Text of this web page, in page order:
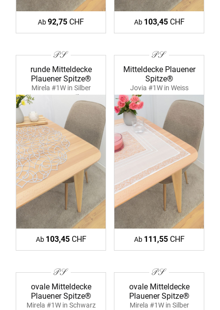
Ab92,75 CHF Ab 103,45CHF
runde Mitteldecke
Plauener Spitze®
Mirela #1W in Silber
39371 ecru-silber
Ab 103,45CHF
Mitteldecke Plauener
Spitze®
Jovia #1W in Weiss
39358 ecru
Ab 111,55CHF
ovale Mitteldecke
Plauener Spitze®
Mirela #1W in Schwarz
ovale Mitteldecke
Plauener Spitze®
Mirela #1W in Silber